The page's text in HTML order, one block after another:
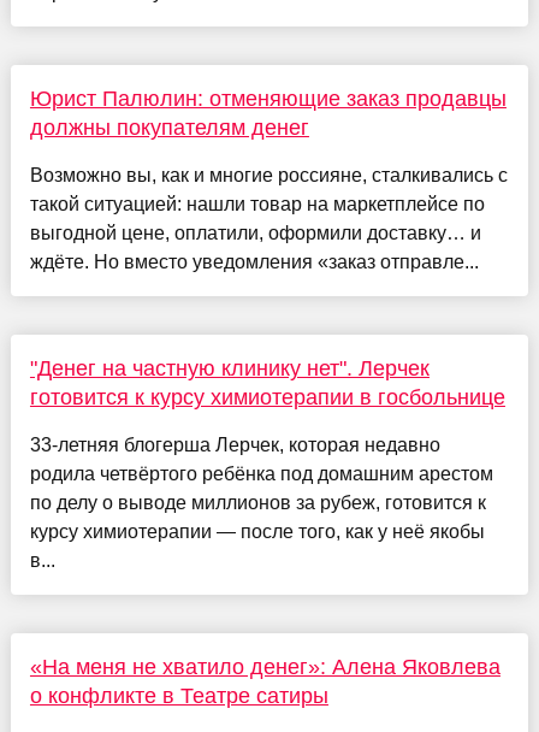
Юрист Палюлин: отменяющие заказ продавцы
должны покупателям денег
Возможно вы, как и многие россияне, сталкивались с
такой ситуацией: нашли товар на маркетплейсе по
выгодной цене, оплатили, оформили доставку… и
ждёте. Но вместо уведомления «заказ отправле...
"Денег на частную клинику нет". Лерчек
готовится к курсу химиотерапии в госбольнице
33-летняя блогерша Лерчек, которая недавно
родила четвёртого ребёнка под домашним арестом
по делу о выводе миллионов за рубеж, готовится к
курсу химиотерапии — после того, как у неё якобы
в...
«На меня не хватило денег»: Алена Яковлева
о конфликте в Театре сатиры